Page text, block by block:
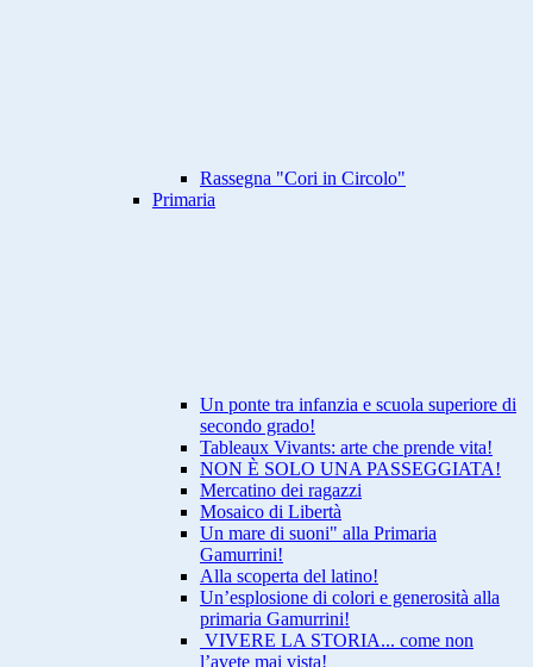
Rassegna "Cori in Circolo"
Primaria
Un ponte tra infanzia e scuola superiore di
secondo grado!
Tableaux Vivants: arte che prende vita!
NON È SOLO UNA PASSEGGIATA!
Mercatino dei ragazzi
Mosaico di Libertà
Un mare di suoni" alla Primaria
Gamurrini!
Alla scoperta del latino!
Un’esplosione di colori e generosità alla
primaria Gamurrini!
VIVERE LA STORIA... come non
l’avete mai vista!